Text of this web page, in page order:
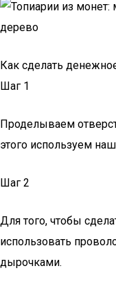
Как сделать
Шаг 1
Проделываем
этого используем
Шаг 2
Для того, чтобы
использовать
дырочками.